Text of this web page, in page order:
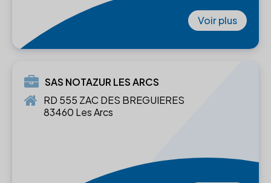
Voir plus
SAS NOTAZUR LES ARCS
RD 555 ZAC DES BREGUIERES
83460 Les Arcs